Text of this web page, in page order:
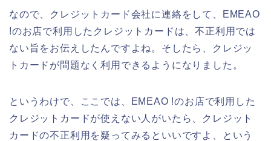
なので、クレジットカード会社に連絡をして、EMEAO
!のお店で利用したクレジットカードは、不正利用では
ない旨をお伝えしたんですよね。そしたら、クレジッ
トカードが問題なく利用できるようになりました。
というわけで、ここでは、EMEAO !のお店で利用した
クレジットカードが使えない人がいたら、クレジット
カードの不正利用を疑ってみるといいですよ、という